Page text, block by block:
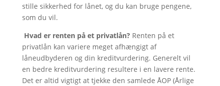
stille sikkerhed for lånet, og du kan bruge pengene,
som du vil.
Hvad er renten på et privatlån?Renten på et
privatlån kan variere meget afhængigt af
låneudbyderen og din kreditvurdering. Generelt vil
en bedre kreditvurdering resultere i en lavere rente.
Det er altid vigtigt at tjekke den samlede ÅOP (Årlige